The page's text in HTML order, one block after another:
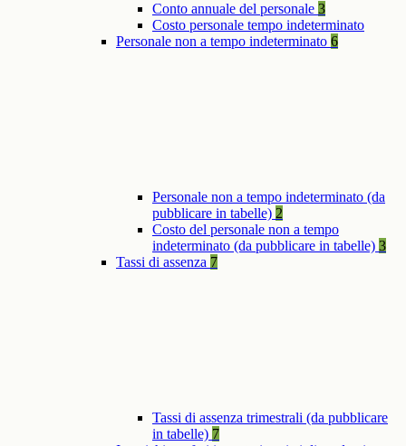
Conto annuale del personale 3
Costo personale tempo indeterminato
Personale non a tempo indeterminato 6
Personale non a tempo indeterminato (da
pubblicare in tabelle) 2
Costo del personale non a tempo
indeterminato (da pubblicare in tabelle) 3
Tassi di assenza 7
Tassi di assenza trimestrali (da pubblicare
in tabelle) 7